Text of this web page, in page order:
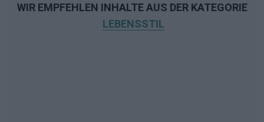
WIR EMPFEHLEN INHALTE AUS DER KATEGORIE
LEBENSSTIL